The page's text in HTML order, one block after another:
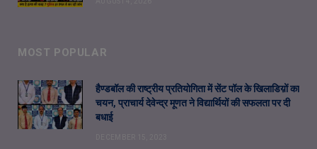
MOST POPULAR
हैण्डबॉल की राष्ट्रीय प्रतियोगिता में सेंट पॉल के खिलाडिय़ों का
चयन, प्राचार्य देवेन्द्र मूणत ने विद्यार्थियों की सफलता पर दी
बधाई